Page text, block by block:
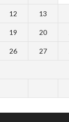
12 13
19 20
26 27